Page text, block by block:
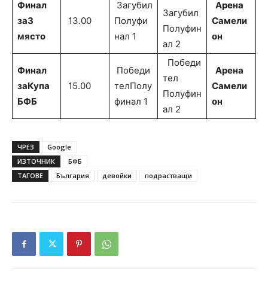
Финал
за3
място
13.00
Загубил
Полуфи
нал 1
Загубил
Полуфин
ал 2
Арена
Самели
он
Финал
заКупа
БФБ
15.00
Победи
телПолу
финал 1
Победи
тел
Полуфин
ал 2
Арена
Самели
он
ЧРЕЗ
Google
ИЗТОЧНИК
БФБ
ТАГОВЕ
България девойки подрастващи